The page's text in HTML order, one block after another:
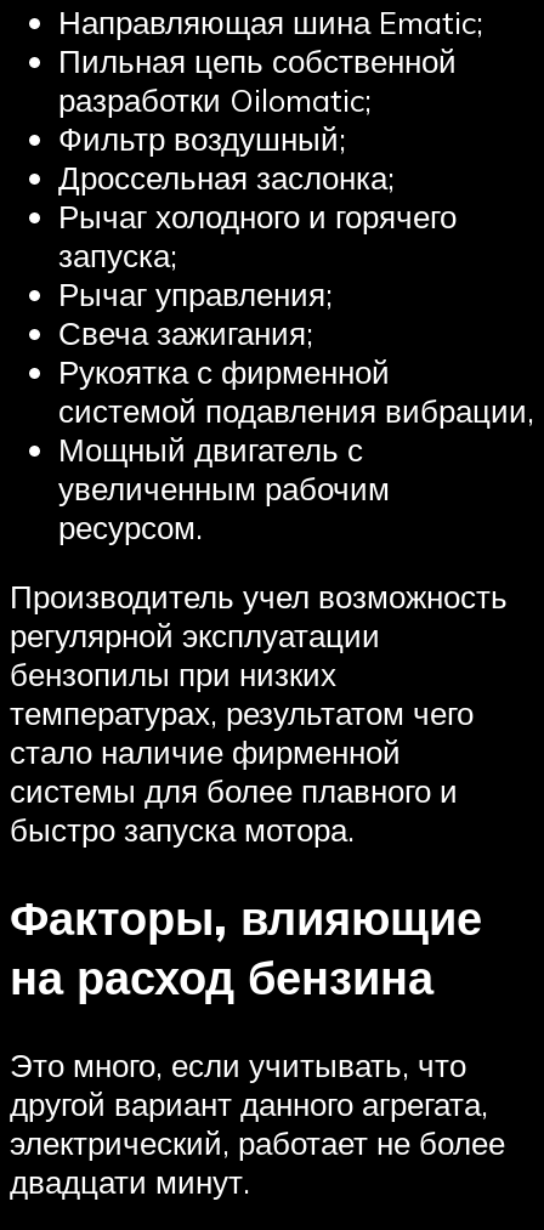
Направляющая шина Ematic;
Пильная цепь собственной
разработки Oilomatic;
Фильтр воздушный;
Дроссельная заслонка;
Рычаг холодного и горячего
запуска;
Рычаг управления;
Свеча зажигания;
Рукоятка с фирменной
системой подавления вибрации,
Мощный двигатель с
увеличенным рабочим
ресурсом.
Производитель учел возможность
регулярной эксплуатации
бензопилы при низких
температурах, результатом чего
стало наличие фирменной
системы для более плавного и
быстро запуска мотора.
Факторы, влияющие
на расход бензина
Это много, если учитывать, что
другой вариант данного агрегата,
электрический, работает не более
двадцати минут.